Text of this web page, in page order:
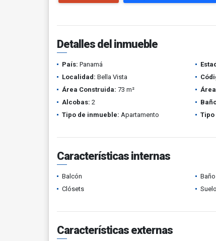
Detalles del inmueble
País: Panamá
Localidad: Bella Vista
Área Construida: 73 m²
Alcobas: 2
Tipo de inmueble: Apartamento Tipo
Características internas
Balcón
Clósets
Características externas